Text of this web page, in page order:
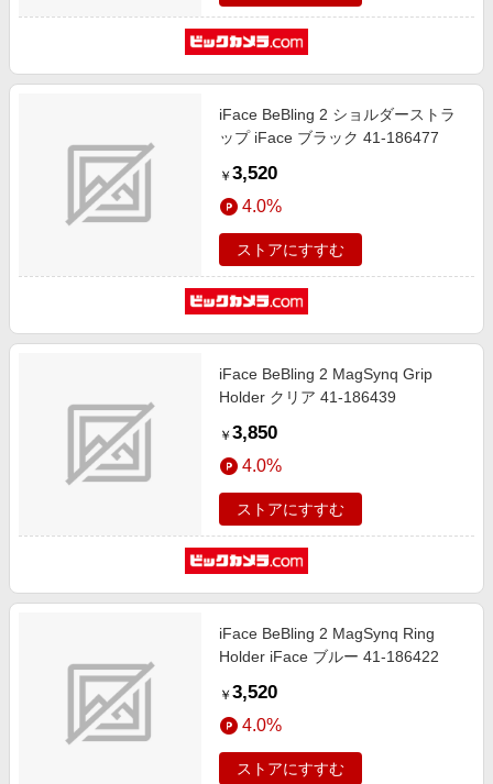
iFace BeBling 2 ショルダーストラ
ップ iFace ブラック 41-186477
￥ 3,520
4.0%
ストアにすすむ
iFace BeBling 2 MagSynq Grip
Holder クリア 41-186439
￥ 3,850
4.0%
ストアにすすむ
iFace BeBling 2 MagSynq Ring
Holder iFace ブルー 41-186422
￥ 3,520
4.0%
ストアにすすむ